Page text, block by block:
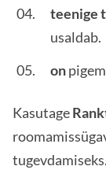
teenige
usaldab.
onpigem
Kasutage
tugevdamiseks.